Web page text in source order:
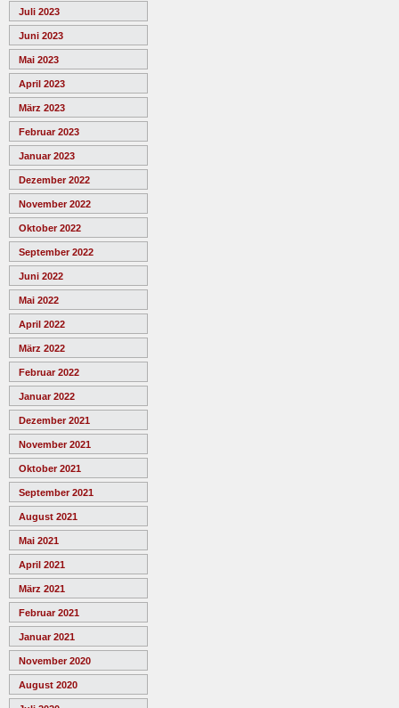
Juli 2023
Juni 2023
Mai 2023
April 2023
März 2023
Februar 2023
Januar 2023
Dezember 2022
November 2022
Oktober 2022
September 2022
Juni 2022
Mai 2022
April 2022
März 2022
Februar 2022
Januar 2022
Dezember 2021
November 2021
Oktober 2021
September 2021
August 2021
Mai 2021
April 2021
März 2021
Februar 2021
Januar 2021
November 2020
August 2020